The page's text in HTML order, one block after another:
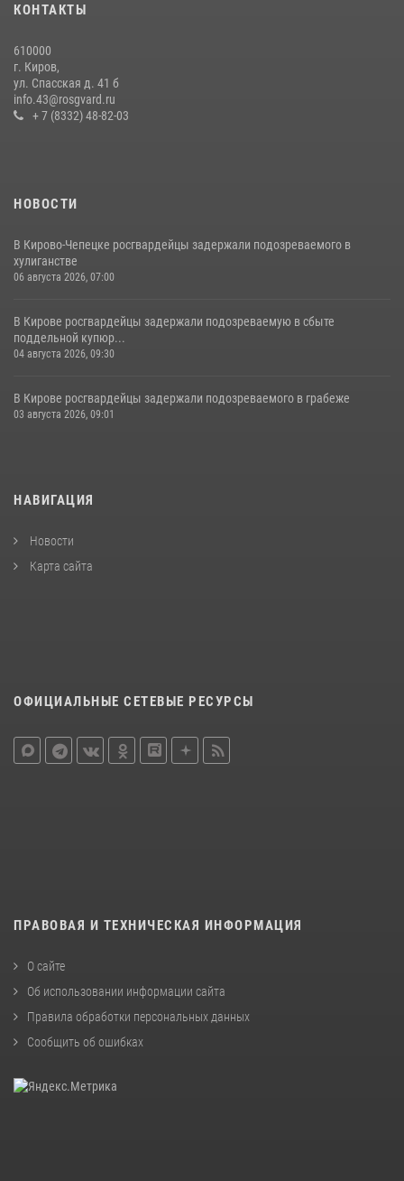
КОНТАКТЫ
610000
г. Киров,
ул. Спасская д. 41 б
info.43@rosgvard.ru
+ 7 (8332) 48-82-03
НОВОСТИ
В Кирово-Чепецке росгвардейцы задержали подозреваемого в
хулиганстве
06 августа 2026, 07:00
В Кирове росгвардейцы задержали подозреваемую в сбыте
поддельной купюр...
04 августа 2026, 09:30
В Кирове росгвардейцы задержали подозреваемого в грабеже
03 августа 2026, 09:01
НАВИГАЦИЯ
Новости
Карта сайта
ОФИЦИАЛЬНЫЕ СЕТЕВЫЕ РЕСУРСЫ
ПРАВОВАЯ И ТЕХНИЧЕСКАЯ ИНФОРМАЦИЯ
О сайте
Об использовании информации сайта
Правила обработки персональных данных
Сообщить об ошибках